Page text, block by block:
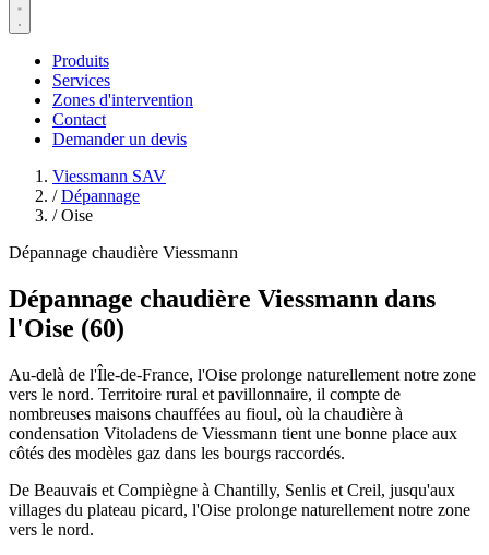
Produits
Services
Zones d'intervention
Contact
Demander un devis
Viessmann SAV
/ Dépannage
/ Oise
Dépannage chaudière Viessmann
Dépannage chaudière Viessmann dans
l'Oise (60)
Au-delà de l'Île-de-France, l'Oise prolonge naturellement notre zone
vers le nord. Territoire rural et pavillonnaire, il compte de
nombreuses maisons chauffées au fioul, où la chaudière à
condensation Vitoladens de Viessmann tient une bonne place aux
côtés des modèles gaz dans les bourgs raccordés.
De Beauvais et Compiègne à Chantilly, Senlis et Creil, jusqu'aux
villages du plateau picard, l'Oise prolonge naturellement notre zone
vers le nord.